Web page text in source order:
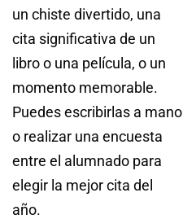
un chiste divertido, una
cita significativa de un
libro o una película, o un
momento memorable.
Puedes escribirlas a mano
o realizar una encuesta
entre el alumnado para
elegir la mejor cita del
año.